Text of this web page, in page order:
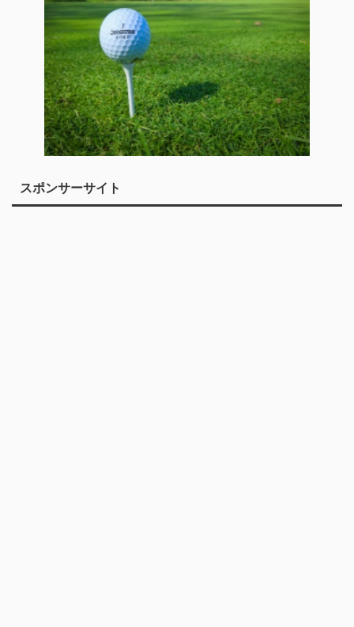
スポンサーサイト